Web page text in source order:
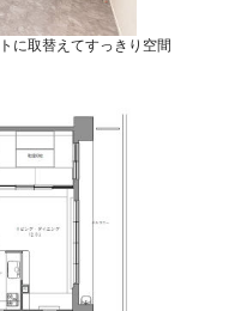
に取替えてすっきり空間